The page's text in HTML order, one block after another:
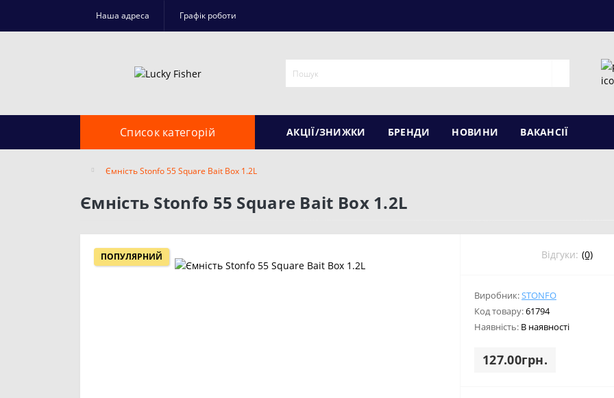
Наша адреса Графік роботи
Список категорій АКЦІЇ/ЗНИЖКИ БРЕНДИ НОВИНИ ВАКАНСІЇ
Ємність Stonfo 55 Square Bait Box 1.2L
Ємність Stonfo 55 Square Bait Box 1.2L
ПОПУЛЯРНИЙ Відгуки: (0)
Виробник:STONFO
Код товару:61794
Наявність: В наявності
127.00грн.